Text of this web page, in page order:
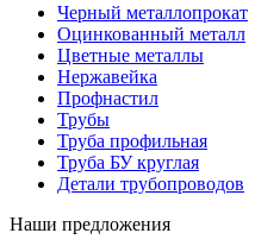
Черный металлопрокат
Оцинкованный металл
Цветные металлы
Нержавейка
Профнастил
Трубы
Труба профильная
Труба БУ круглая
Детали трубопроводов
Наши предложения